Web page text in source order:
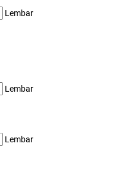
Lembar
Lembar
Lembar